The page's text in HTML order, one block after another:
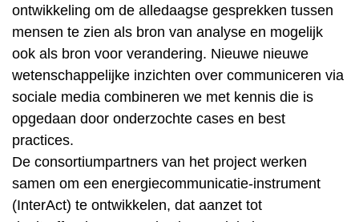
ontwikkeling om de alledaagse gesprekken tussen
mensen te zien als bron van analyse en mogelijk
ook als bron voor verandering. Nieuwe nieuwe
wetenschappelijke inzichten over communiceren via
sociale media combineren we met kennis die is
opgedaan door onderzochte cases en best
practices.
De consortiumpartners van het project werken
samen om een energiecommunicatie-instrument
(InterAct) te ontwikkelen, dat aanzet tot